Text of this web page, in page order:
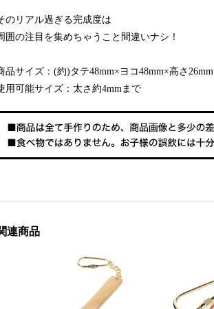
のリアル過ぎる完成度は
囲の注目を集めちゃうこと間違いナシ！
品サイズ：(約)タテ48mm×ヨコ48mm×高さ26mm
用可能サイズ：太さ約4mmまで
連商品